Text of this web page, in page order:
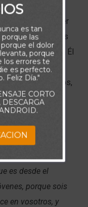
encima de los
para satisfacer
con los
sirviendo tanto a Él
podemos
para nosotros,
forma gradual a
como nos lo
es desde el
porque sois
en vosotros, y
es tan
porque las
el dolor
porque
los errores te
es perfecto.
Feliz Día."
CORTO